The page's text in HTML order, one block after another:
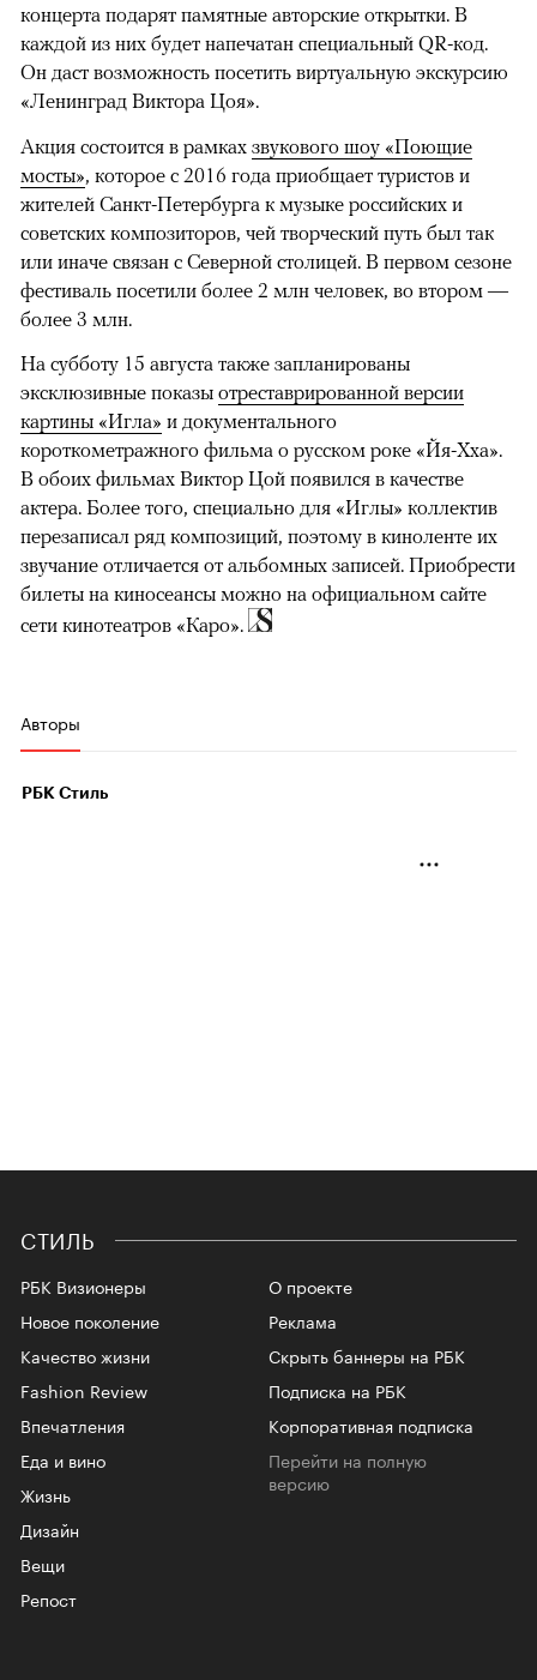
концерта подарят памятные авторские открытки. В
каждой из них будет напечатан специальный QR-код.
Он даст возможность посетить виртуальную экскурсию
«Ленинград Виктора Цоя».
Акция состоится в рамках звукового шоу «Поющие
мосты», которое с 2016 года приобщает туристов и
жителей Санкт-Петербурга к музыке российских и
советских композиторов, чей творческий путь был так
или иначе связан с Северной столицей. В первом сезоне
фестиваль посетили более 2 млн человек, во втором —
более 3 млн.
На субботу 15 августа также запланированы
эксклюзивные показы отреставрированной версии
картины «Игла» и документального
короткометражного фильма о русском роке «Йя-Хха».
В обоих фильмах Виктор Цой появился в качестве
актера. Более того, специально для «Иглы» коллектив
перезаписал ряд композиций, поэтому в киноленте их
звучание отличается от альбомных записей. Приобрести
билеты на киносеансы можно на официальном сайте
сети кинотеатров «Каро».
Авторы
РБК Стиль
СТИЛЬ
РБК Визионеры
Новое поколение
Качество жизни
Fashion Review
Впечатления
Еда и вино
Жизнь
Дизайн
Вещи
Репост
О проекте
Реклама
Скрыть баннеры на РБК
Подписка на РБК
Корпоративная подписка
Перейти на полную
версию